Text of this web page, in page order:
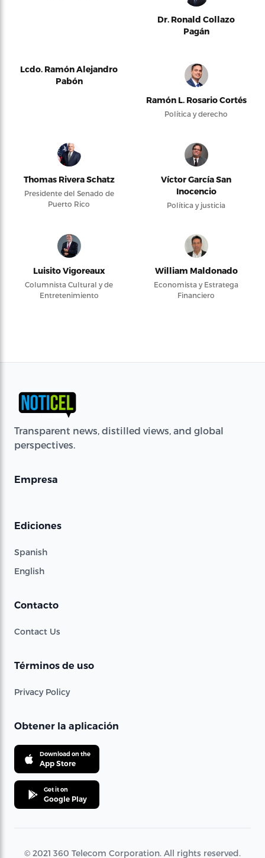
Dr. Ronald Collazo
Pagán
Lcdo. Ramón Alejandro
Pabón
Ramón L. Rosario Cortés
Política y derecho
Thomas Rivera Schatz
Presidente del Senado de
Puerto Rico
Víctor García San
Inocencio
Política y justicia
Luisito Vigoreaux
Columnista Cultural y de
Entretenimiento
William Maldonado
Economista y Estratega
Financiero
Transparent news, distilled views, and global
perspectives.
Empresa
Ediciones
Spanish
English
Contacto
Contact Us
Términos de uso
Privacy Policy
Obtener la aplicación
Download on the
App Store
Get it on
Google Play
© 2021 360 Telecom Corporation. All rights reserved.